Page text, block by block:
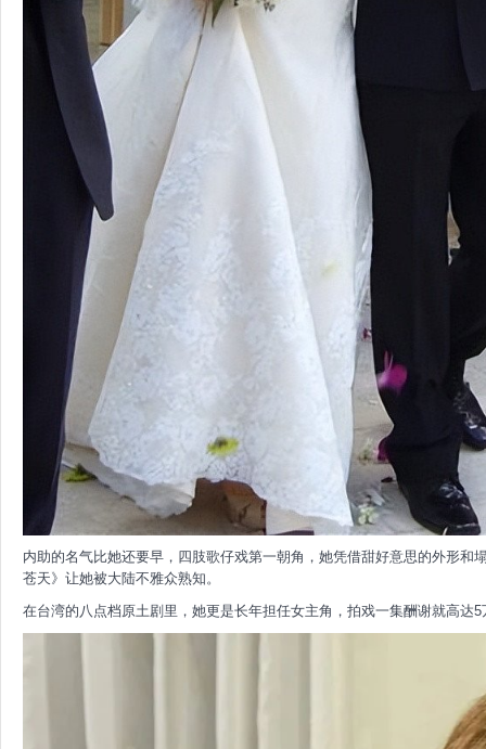
内助的名气比她还要早，四肢歌仔戏第一朝角，她凭借甜好意思的外形
苍天》让她被大陆不雅众熟知。
在台湾的八点档原土剧里，她更是长年担任女主角，拍戏一集酬谢就高达